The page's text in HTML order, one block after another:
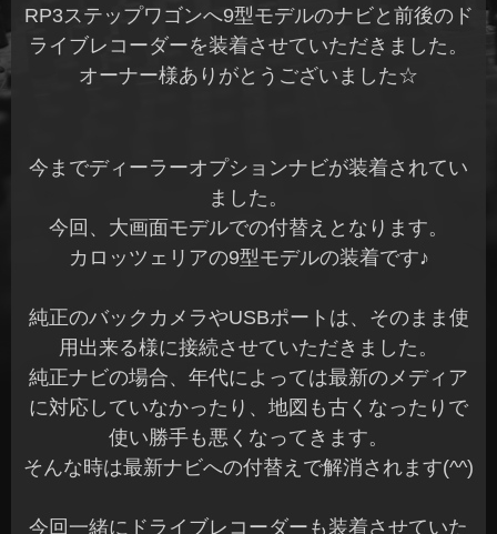
RP3ステップワゴンへ9型モデルのナビと前後のド
ライブレコーダーを装着させていただきました。
オーナー様ありがとうございました☆
今までディーラーオプションナビが装着されてい
ました。
今回、大画面モデルでの付替えとなります。
カロッツェリアの9型モデルの装着です♪
純正のバックカメラやUSBポートは、そのまま使
用出来る様に接続させていただきました。
純正ナビの場合、年代によっては最新のメディア
に対応していなかったり、地図も古くなったりで
使い勝手も悪くなってきます。
そんな時は最新ナビへの付替えで解消されます(^^)
今回一緒にドライブレコーダーも装着させていた